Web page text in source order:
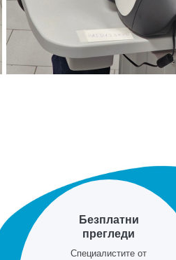
Безплатни
прегледи
Специалистите от